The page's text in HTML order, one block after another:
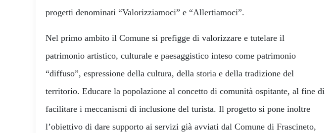
progetti denominati “Valorizziamoci” e “Allertiamoci”.
Nel primo ambito il Comune si prefigge di valorizzare e tutelare il
patrimonio artistico, culturale e paesaggistico inteso come patrimonio
“diffuso”, espressione della cultura, della storia e della tradizione del
territorio. Educare la popolazione al concetto di comunità ospitante, al fine di
facilitare i meccanismi di inclusione del turista. Il progetto si pone inoltre
l’obiettivo di dare supporto ai servizi già avviati dal Comune di Frascineto,